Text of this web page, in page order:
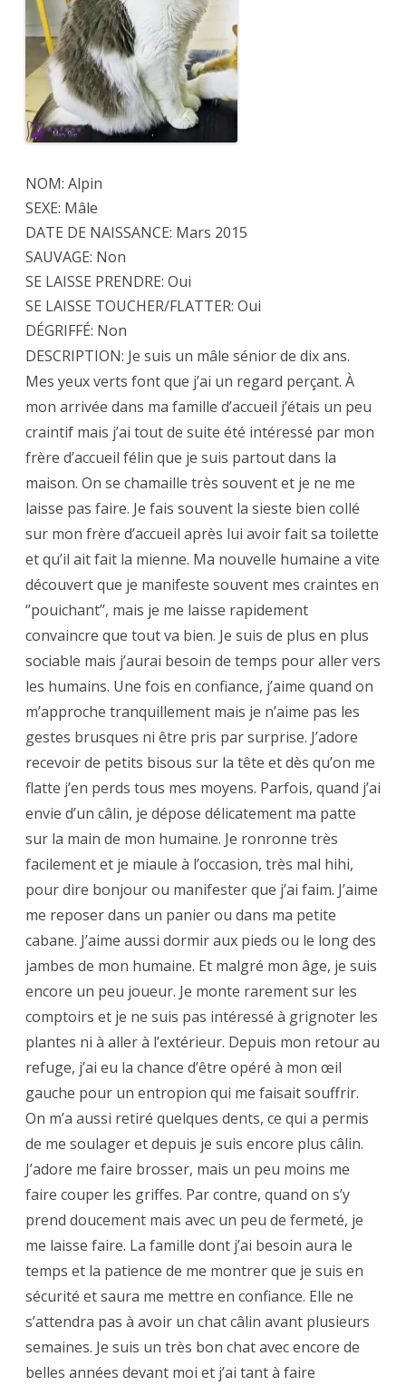
NOM: Alpin
SEXE: Mâle
DATE DE NAISSANCE: Mars 2015
SAUVAGE: Non
SE LAISSE PRENDRE: Oui
SE LAISSE TOUCHER/FLATTER: Oui
DÉGRIFFÉ: Non
DESCRIPTION: Je suis un mâle sénior de dix ans.
Mes yeux verts font que j’ai un regard perçant. À
mon arrivée dans ma famille d’accueil j’étais un peu
craintif mais j’ai tout de suite été intéressé par mon
frère d’accueil félin que je suis partout dans la
maison. On se chamaille très souvent et je ne me
laisse pas faire. Je fais souvent la sieste bien collé
sur mon frère d’accueil après lui avoir fait sa toilette
et qu’il ait fait la mienne. Ma nouvelle humaine a vite
découvert que je manifeste souvent mes craintes en
‘’pouichant’’, mais je me laisse rapidement
convaincre que tout va bien. Je suis de plus en plus
sociable mais j’aurai besoin de temps pour aller vers
les humains. Une fois en confiance, j’aime quand on
m’approche tranquillement mais je n’aime pas les
gestes brusques ni être pris par surprise. J’adore
recevoir de petits bisous sur la tête et dès qu’on me
flatte j’en perds tous mes moyens. Parfois, quand j’ai
envie d’un câlin, je dépose délicatement ma patte
sur la main de mon humaine. Je ronronne très
facilement et je miaule à l’occasion, très mal hihi,
pour dire bonjour ou manifester que j’ai faim. J’aime
me reposer dans un panier ou dans ma petite
cabane. J’aime aussi dormir aux pieds ou le long des
jambes de mon humaine. Et malgré mon âge, je suis
encore un peu joueur. Je monte rarement sur les
comptoirs et je ne suis pas intéressé à grignoter les
plantes ni à aller à l’extérieur. Depuis mon retour au
refuge, j’ai eu la chance d’être opéré à mon œil
gauche pour un entropion qui me faisait souffrir.
On m’a aussi retiré quelques dents, ce qui a permis
de me soulager et depuis je suis encore plus câlin.
J’adore me faire brosser, mais un peu moins me
faire couper les griffes. Par contre, quand on s’y
prend doucement mais avec un peu de fermeté, je
me laisse faire. La famille dont j’ai besoin aura le
temps et la patience de me montrer que je suis en
sécurité et saura me mettre en confiance. Elle ne
s’attendra pas à avoir un chat câlin avant plusieurs
semaines. Je suis un très bon chat avec encore de
belles années devant moi et j’ai tant à faire